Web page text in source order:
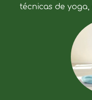
técnicas de